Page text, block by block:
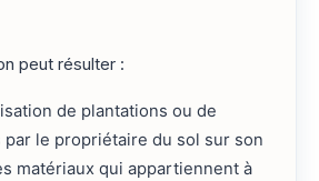
peut résulter :
de plantations ou de
le propriétaire du sol sur son
matériaux qui appartiennent à